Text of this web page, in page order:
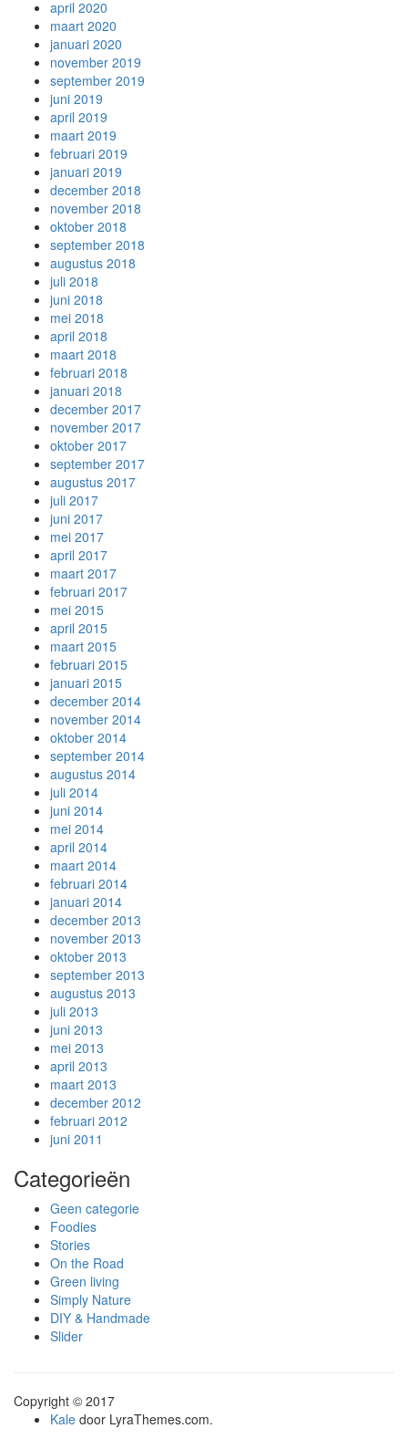
april 2020
maart 2020
januari 2020
november 2019
september 2019
juni 2019
april 2019
maart 2019
februari 2019
januari 2019
december 2018
november 2018
oktober 2018
september 2018
augustus 2018
juli 2018
juni 2018
mei 2018
april 2018
maart 2018
februari 2018
januari 2018
december 2017
november 2017
oktober 2017
september 2017
augustus 2017
juli 2017
juni 2017
mei 2017
april 2017
maart 2017
februari 2017
mei 2015
april 2015
maart 2015
februari 2015
januari 2015
december 2014
november 2014
oktober 2014
september 2014
augustus 2014
juli 2014
juni 2014
mei 2014
april 2014
maart 2014
februari 2014
januari 2014
december 2013
november 2013
oktober 2013
september 2013
augustus 2013
juli 2013
juni 2013
mei 2013
april 2013
maart 2013
december 2012
februari 2012
juni 2011
Categorieën
Geen categorie
Foodies
Stories
On the Road
Green living
Simply Nature
DIY & Handmade
Slider
Copyright © 2017
Kale door LyraThemes.com.